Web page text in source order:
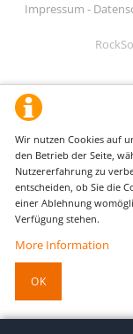
Impressum -
Wir nutzen Cookies auf
den Betrieb der Seite,
Nutzererfahrung zu
entscheiden, ob Sie die
einer Ablehnung
Verfügung stehen.
More Information
OK